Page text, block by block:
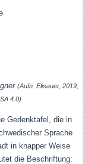
(Aufn. Elisauer, 2019,
4.0)
Gedenktafel, die in
Sprache
in knapper Weise
die Beschriftung: